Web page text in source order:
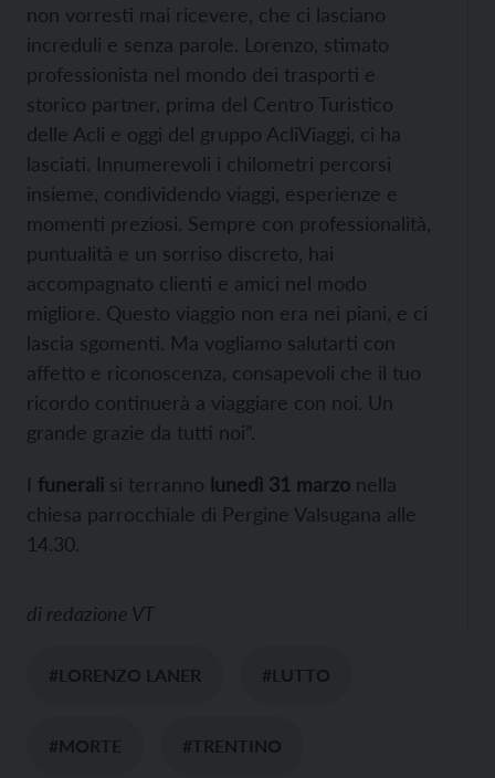
non vorresti mai ricevere, che ci lasciano
increduli e senza parole. Lorenzo, stimato
professionista nel mondo dei trasporti e
storico partner, prima del Centro Turistico
delle Acli e oggi del gruppo AcliViaggi, ci ha
lasciati. Innumerevoli i chilometri percorsi
insieme, condividendo viaggi, esperienze e
momenti preziosi. Sempre con professionalità,
puntualità e un sorriso discreto, hai
accompagnato clienti e amici nel modo
migliore. Questo viaggio non era nei piani, e ci
lascia sgomenti. Ma vogliamo salutarti con
affetto e riconoscenza, consapevoli che il tuo
ricordo continuerà a viaggiare con noi. Un
grande grazie da tutti noi”.
I funerali si terranno lunedì 31 marzo nella
chiesa parrocchiale di Pergine Valsugana alle
14.30.
di redazione VT
#LORENZO LANER #LUTTO
#MORTE #TRENTINO